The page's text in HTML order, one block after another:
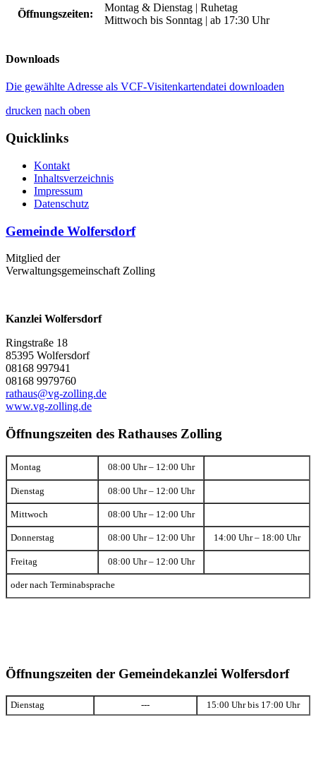
Öffnungszeiten:
Montag & Dienstag | Ruhetag
Mittwoch bis Sonntag | ab 17:30 Uhr
Downloads
Die gewählte Adresse als VCF-Visitenkartendatei downloaden
drucken nach oben
Quicklinks
Kontakt
Inhaltsverzeichnis
Impressum
Datenschutz
Gemeinde Wolfersdorf
Mitglied der
Verwaltungsgemeinschaft Zolling
Kanzlei Wolfersdorf
Ringstraße 18
85395 Wolfersdorf
08168 997941
08168 9979760
rathaus@vg-zolling.de
www.vg-zolling.de
Öffnungszeiten des Rathauses Zolling
Montag 08:00 Uhr – 12:00 Uhr
Dienstag 08:00 Uhr – 12:00 Uhr
Mittwoch 08:00 Uhr – 12:00 Uhr
Donnerstag 08:00 Uhr – 12:00 Uhr 14:00 Uhr – 18:00 Uhr
Freitag 08:00 Uhr – 12:00 Uhr
oder nach Terminabsprache
Öffnungszeiten der Gemeindekanzlei Wolfersdorf
Dienstag --- 15:00 Uhr bis 17:00 Uhr